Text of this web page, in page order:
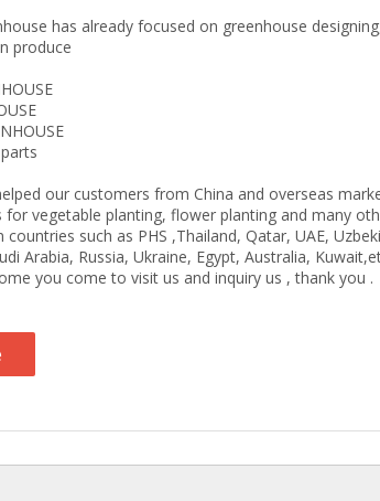
has already focused on greenhouse
produce
our customers from China and overseas
for vegetable planting, flower planting and many
countries such as PHS ,Thailand, Qatar, UAE,
Arabia, Russia, Ukraine, Egypt, Australia,
you come to visit us and inquiry us , thank you .